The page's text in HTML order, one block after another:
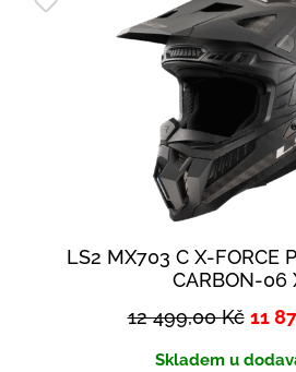
LS2 MX703 C X-FORCE
CARBON-06
12 499,00Kč 11
Skladem u